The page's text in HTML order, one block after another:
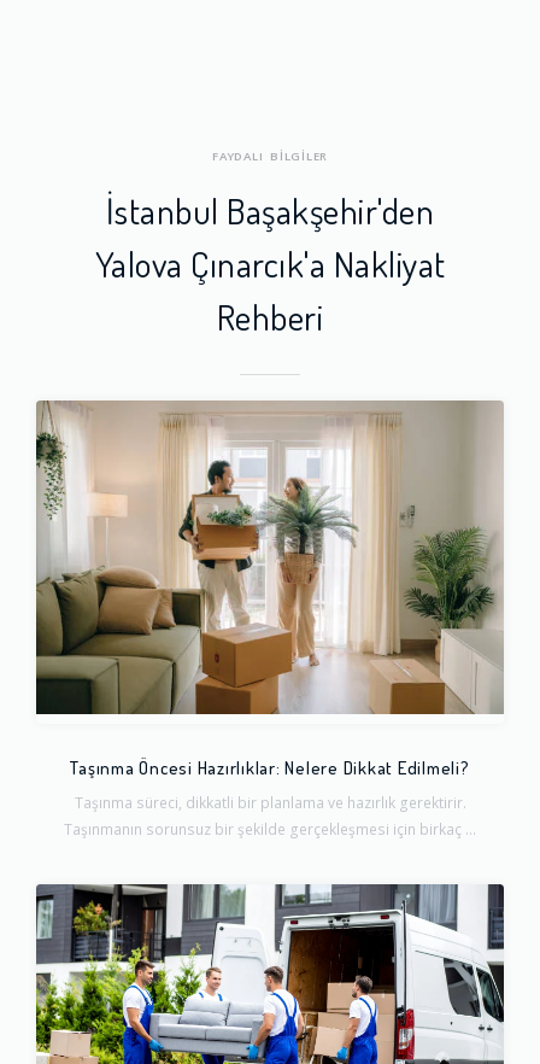
FAYDALI BİLGİLER
İstanbul Başakşehir'den
Yalova Çınarcık'a Nakliyat
Rehberi
Taşınma Öncesi Hazırlıklar: Nelere Dikkat Edilmeli?
Taşınma süreci, dikkatli bir planlama ve hazırlık gerektirir.
Taşınmanın sorunsuz bir şekilde gerçekleşmesi için birkaç ...